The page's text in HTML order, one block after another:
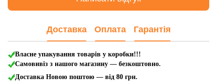
Доставка Оплата Гарантія
Власне упакування товарів у коробки!!!
Самовивіз з нашого магазину — безкоштовно.
Доставка Новою поштою — від 80 грн.